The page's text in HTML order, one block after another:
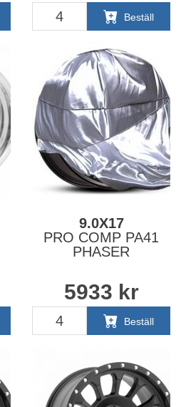
Beställ
9.0X17
PRO COMP PA41
PHASER
5933 kr
Beställ